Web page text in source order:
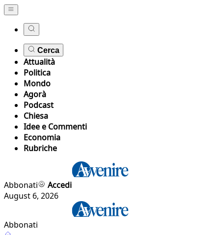
Cerca
Attualità
Politica
Mondo
Agorà
Podcast
Chiesa
Idee e Commenti
Economia
Rubriche
Abbonati
Accedi
August 6, 2026
Abbonati